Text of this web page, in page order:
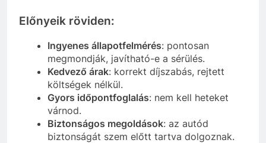
Előnyeik röviden:
Ingyenes állapotfelmérés: pontosan
megmondják, javítható-e a sérülés.
Kedvező árak: korrekt díjszabás, rejtett
költségek nélkül.
Gyors időpontfoglalás: nem kell heteket
várnod.
Biztonságos megoldások: az autód
biztonságát szem előtt tartva dolgoznak.